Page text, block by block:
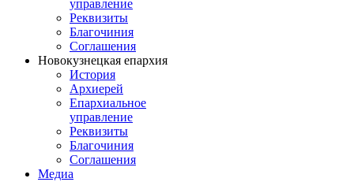
управление
Реквизиты
Благочиния
Соглашения
Новокузнецкая епархия
История
Архиерей
Епархиальное
управление
Реквизиты
Благочиния
Соглашения
Медиа